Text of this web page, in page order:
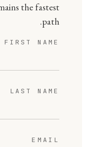
the fastest
path.
FIRST NAME
LAST NAME
EMAIL